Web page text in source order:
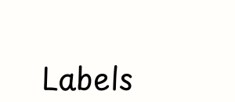
Labels